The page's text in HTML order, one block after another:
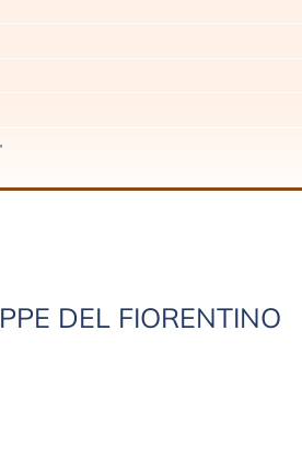
DEL FIORENTINO